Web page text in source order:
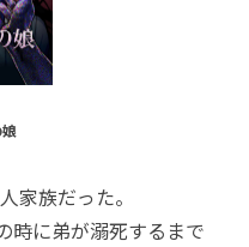
家族だった。
時に弟が溺死するまで